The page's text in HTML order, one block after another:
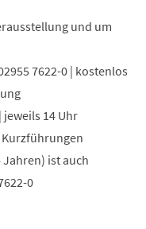
und um
7622-0 | kostenlos
jeweils 14 Uhr
Kurzführungen
Jahren) ist auch
0